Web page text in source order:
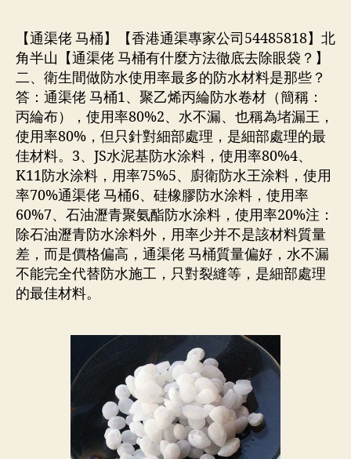
【通渠佬 马桶】【香港通渠專家公司54485818】北
角半山【通渠佬 马桶有什麼方法徹底去除眼袋？】
二、衛生間做防水使用率最多的防水材料是那些？
答：通渠佬 马桶1、聚乙烯丙綸防水卷材（簡稱：
丙綸布），使用率80%2、水不漏、也稱為堵漏王，
使用率80%，但只針對細部處理，是細部處理的最
佳材料。3、JS水泥基防水涂料，使用率80%4、
K11防水涂料，用率75%5、廚衛防水王涂料，使用
率70%通渠佬 马桶6、硅橡膠防水涂料，使用率
60%7、石油瀝青聚氨酯防水涂料，使用率20%注：
除石油瀝青防水涂料外，用率少并不是該材料質量
差，而是價格偏高，通渠佬 马桶質量偏好，水不漏
不能完全代替防水施工，只對裂縫等，是細部處理
的最佳材料。